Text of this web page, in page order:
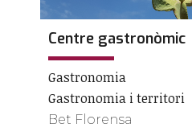
Centre gastronòmic
Gastronomia
Gastronomia i territori
Bet Florensa